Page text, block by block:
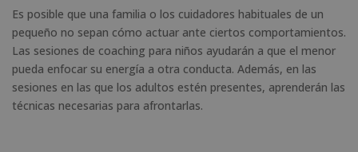
Es posible que una familia o los cuidadores habituales de un
pequeño no sepan cómo actuar ante ciertos comportamientos.
Las sesiones de coaching para niños ayudarán a que el menor
pueda enfocar su energía a otra conducta. Además, en las
sesiones en las que los adultos estén presentes, aprenderán las
técnicas necesarias para afrontarlas.